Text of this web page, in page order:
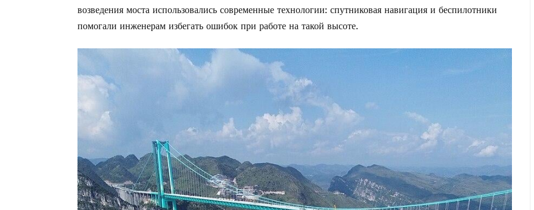
возведения моста использовались современные технологии: спутниковая навигация и беспилотники
помогали инженерам избегать ошибок при работе на такой высоте.